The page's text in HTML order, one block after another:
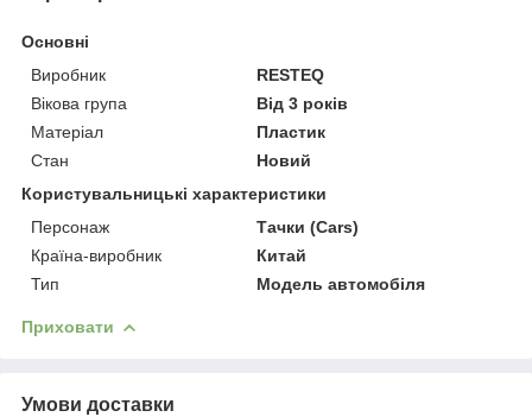
Основні
Виробник
RESTEQ
Вікова група
Від 3 років
Матеріал
Пластик
Стан
Новий
Користувальницькі характеристики
Персонаж
Тачки (Cars)
Країна-виробник
Китай
Тип
Модель автомобіля
Приховати
Умови доставки